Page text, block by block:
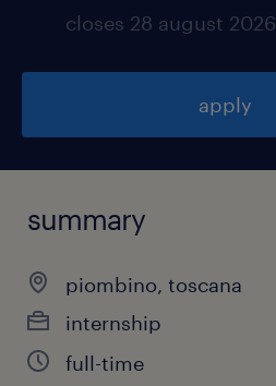
closes 28 august 2026
apply
summary
piombino, toscana
internship
full-time